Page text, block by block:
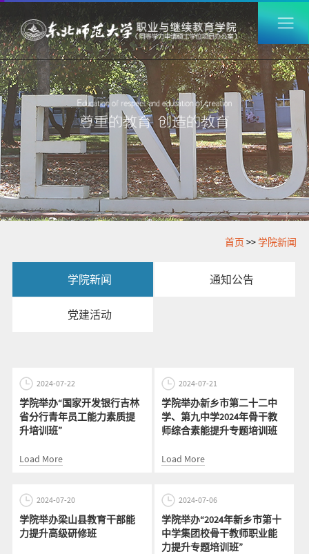
首页 >>学院新闻
学院新闻 通知公告
党建活动
2024-07-22
学院举办“国家开发银行吉林
省分行青年员工能力素质提
升培训班”
Load More
2024-07-21
学院举办新乡市第二十二中
学、第九中学2024年骨干教
师综合素能提升专题培训班
Load More
2024-07-20
学院举办梁山县教育干部能
力提升高级研修班
2024-07-06
学院举办“2024年新乡市第十
中学集团校骨干教师职业能
力提升专题培训班”